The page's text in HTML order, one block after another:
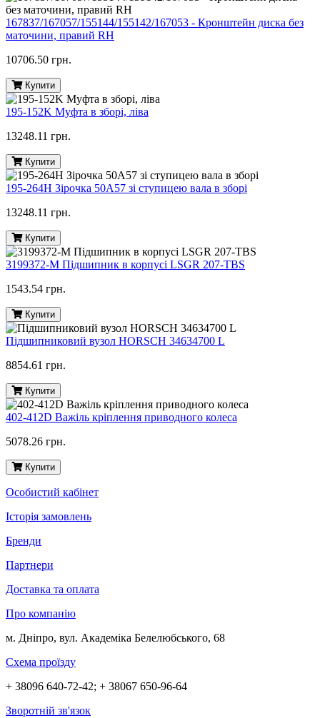
167837/167057/155144/155142/167053 - Кронштейн диска без
маточини, правий RH
10706.50 грн.
Купити
195-152K Муфта в зборі, ліва
13248.11 грн.
Купити
195-264H Зірочка 50A57 зі ступицею вала в зборі
13248.11 грн.
Купити
3199372-M Підшипник в корпусі LSGR 207-TBS
1543.54 грн.
Купити
Підшипниковий вузол HORSCH 34634700 L
8854.61 грн.
Купити
402-412D Важіль кріплення приводного колеса
5078.26 грн.
Купити
Особистий кабінет
Історія замовлень
Бренди
Партнери
Доставка та оплата
Про компанію
м. Дніпро, вул. Академіка Белелюбського, 68
Схема проїзду
+ 38096 640-72-42; + 38067 650-96-64
Зворотній зв'язок